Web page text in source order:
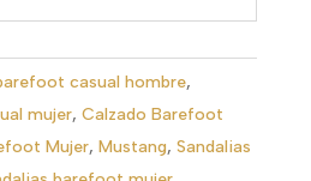
casual hombre,
mujer, Calzado Barefoot
Mujer, Mustang, Sandalias